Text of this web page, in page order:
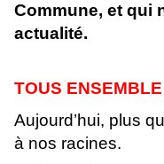
Commune, et qui
actualité.
TOUS
Aujourd’hui, plus
à nos racines.